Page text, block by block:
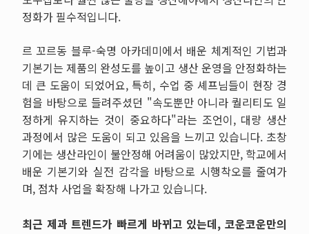
정화가 필수적입니다.
르 꼬르동 블루-숙명 아카데미에서 배운 체계적인 기법과
기본기는 제품의 완성도를 높이고 생산 운영을 안정화하는
데 큰 도움이 되었어요, 특히, 수업 중 셰프님들이 현장 경
험을 바탕으로 들려주셨던 "속도뿐만 아니라 퀄리티도 일
정하게 유지하는 것이 중요하다"라는 조언이, 대량 생산
과정에서 많은 도움이 되고 있음을 느끼고 있습니다. 초창
기에는 생산라인이 불안정해 어려움이 많았지만, 학교에서
배운 기본기와 실전 감각을 바탕으로 시행착오를 줄여가
며, 점차 사업을 확장해 나가고 있습니다.
최근 제과 트렌드가 빠르게 바뀌고 있는데, 코운코운만의